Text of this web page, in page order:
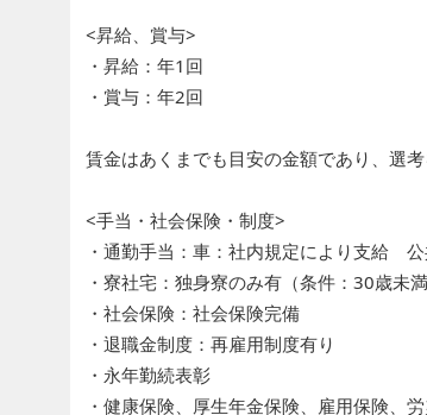
<昇給、賞与>
・昇給：年1回
・賞与：年2回
賃金はあくまでも目安の金額であり、選
<手当・社会保険・制度>
・通勤手当：車：社内規定により支給
・寮社宅：独身寮のみ有（条件：30歳未満
・社会保険：社会保険完備
・退職金制度：再雇用制度有り
・永年勤続表彰
・健康保険、厚生年金保険、雇用保険、